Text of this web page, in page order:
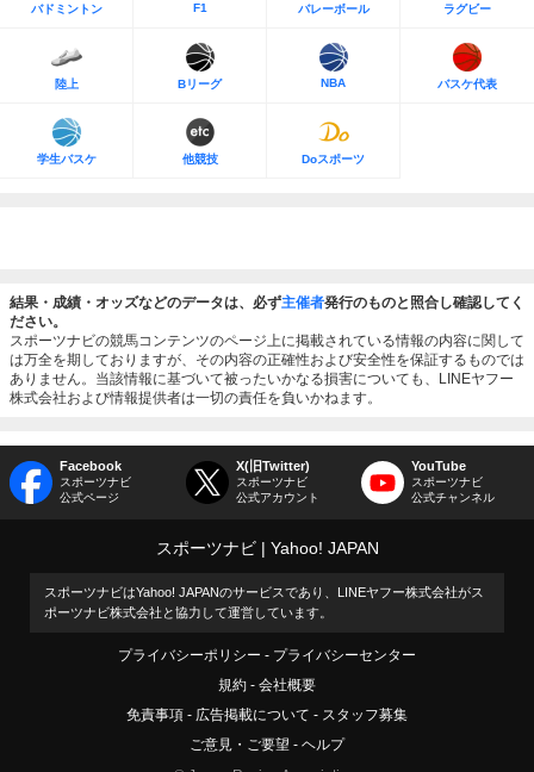
バドミントン F1 バレーボール ラグビー
陸上 Bリーグ NBA バスケ代表
学生バスケ 他競技 Doスポーツ
結果・成績・オッズなどのデータは、必ず主催者発行のものと照合し確認してく
ださい。
スポーツナビの競馬コンテンツのページ上に掲載されている情報の内容に関して
は万全を期しておりますが、その内容の正確性および安全性を保証するものでは
ありません。当該情報に基づいて被ったいかなる損害についても、LINEヤフー
株式会社および情報提供者は一切の責任を負いかねます。
Facebook
スポーツナビ
公式ページ
X(旧Twitter)
スポーツナビ
公式アカウント
YouTube
スポーツナビ
公式チャンネル
スポーツナビ Yahoo! JAPAN
スポーツナビはYahoo! JAPANのサービスであり、LINEヤフー株式会社がス
ポーツナビ株式会社と協力して運営しています。
プライバシーポリシー
プライバシーセンター
規約
会社概要
免責事項
広告掲載について
スタッフ募集
ご意見・ご要望
ヘルプ